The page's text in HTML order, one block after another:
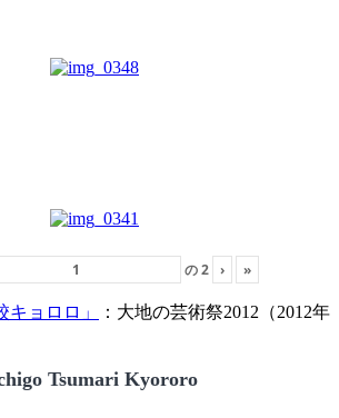
の2 › »
ョロロ」
：大地の芸術祭2012（2012年
Tsumari Kyororo